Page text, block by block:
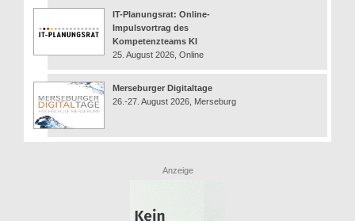
IT-Planungsrat: Online-
Impulsvortrag des
Kompetenzteams KI
25. August 2026, Online
Merseburger Digitaltage
26.-27. August 2026, Merseburg
Anzeige